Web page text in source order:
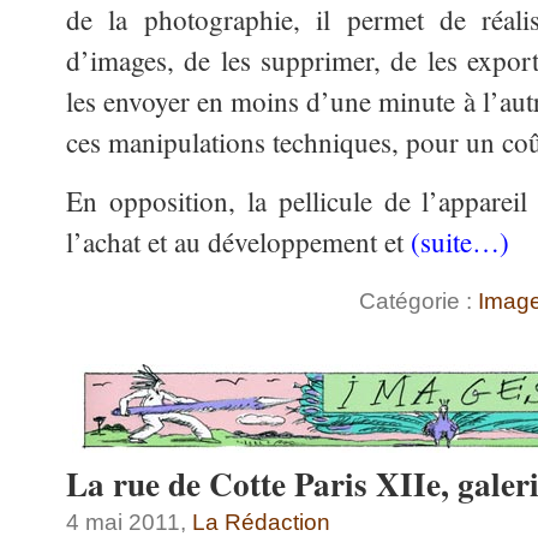
de la photographie, il permet de
d’images, de les supprimer, de les
les envoyer en moins d’une minute à
ces manipulations techniques, pour un
En opposition, la pellicule de l’appareil
l’achat et au développement et(suite…)
Catégorie :
La rue de Cotte Paris XIIe,
4 mai 2011, La Rédaction